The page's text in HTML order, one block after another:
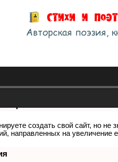
создать свой сайт, но не
направленных на увеличение